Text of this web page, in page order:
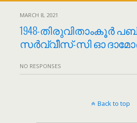
MARCH 8, 2021
1948-തിരുവിതാംകൂര്‍
സര്‍വ്വീസ്-സി ഓ
NO RESPONSES
Back to top